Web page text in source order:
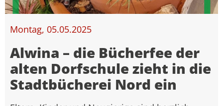
Montag, 05.05.2025
Alwina – die Bücherfee der
alten Dorfschule zieht in die
Stadtbücherei Nord ein